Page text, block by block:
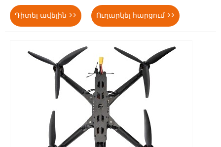
Դիտել ավելին >> Ուղարկել հարցում >>